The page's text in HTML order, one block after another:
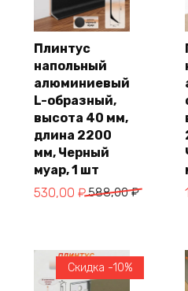
В
корзину
Плинтус
напольный
алюминиевый
L-образный,
высота 40 мм,
длина 2200
мм, Черный
муар, 1 шт
588,00₽
Первоначальная
588,00 ₽.
530,00 ₽
Текущая
Скидка -10%